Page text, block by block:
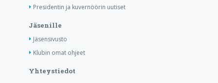
Presidentin ja kuvernöörin uutiset
Jäsenille
Jäsensivusto
Klubin omat ohjeet
Yhteystiedot